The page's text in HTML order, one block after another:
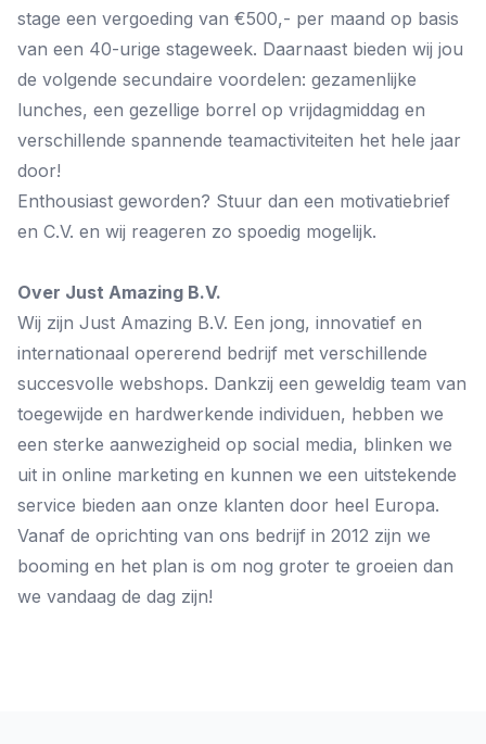
stage een vergoeding van €500,- per maand op basis
van een 40-urige stageweek. Daarnaast bieden wij jou
de volgende secundaire voordelen: gezamenlijke
lunches, een gezellige borrel op vrijdagmiddag en
verschillende spannende teamactiviteiten het hele jaar
door!
Enthousiast geworden? Stuur dan een motivatiebrief
en C.V. en wij reageren zo spoedig mogelijk.
Over Just Amazing B.V.
Wij zijn Just Amazing B.V. Een jong, innovatief en
internationaal opererend bedrijf met verschillende
succesvolle webshops. Dankzij een geweldig team van
toegewijde en hardwerkende individuen, hebben we
een sterke aanwezigheid op social media, blinken we
uit in online marketing en kunnen we een uitstekende
service bieden aan onze klanten door heel Europa.
Vanaf de oprichting van ons bedrijf in 2012 zijn we
booming en het plan is om nog groter te groeien dan
we vandaag de dag zijn!